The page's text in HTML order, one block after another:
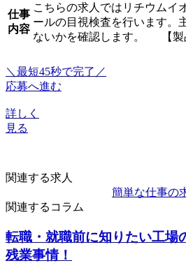
仕事
内容
こちらの求人ではリチウムイ
ールの目視検査を行います。
ないかを確認します。 【製
＼最短45秒で完了／
応募へ進む
詳しく
見る
関連する求人
簡単な仕事の
関連するコラム
転職・就職前に知りたい工場
残業事情！